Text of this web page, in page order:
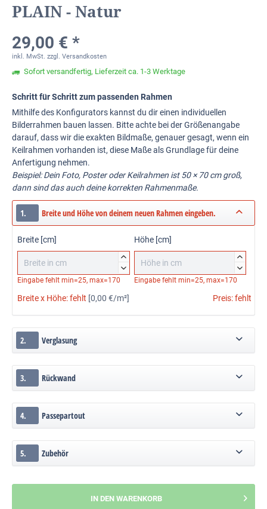
PLAIN - Natur
29,00 € *
inkl. MwSt. zzgl. Versandkosten
Sofort versandfertig, Lieferzeit ca. 1-3 Werktage
Schritt für Schritt zum passenden Rahmen
Mithilfe des Konfigurators kannst du dir einen individuellen
Bilderrahmen bauen lassen. Bitte achte bei der Größenangabe
darauf, dass wir die exakten Bildmaße, genauer gesagt, wenn ein
Keilrahmen vorhanden ist, diese Maße als Grundlage für deine
Anfertigung nehmen.
Beispiel: Dein Foto, Poster oder Keilrahmen ist 50 × 70 cm groß,
dann sind das auch deine korrekten Rahmenmaße.
1. Breite und Höhe von deinem neuen Rahmen eingeben.
Breite [cm]


Höhe [cm]


Eingabe fehlt min=25, max=170 Eingabe fehlt min=25, max=170
Breite x Höhe:fehlt [0,00 €/m²] Preis:fehlt
2. Verglasung
3. Rückwand
4. Passepartout
5. Zubehör
IN DEN WARENKORB